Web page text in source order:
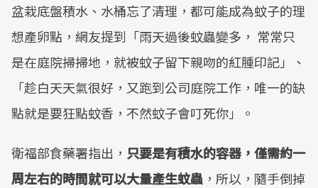
盆栽底盤積水、水桶忘了清理，都可能成為蚊子的理
想產卵點，網友提到「雨天過後蚊蟲變多， 常常只
是在庭院掃掃地，就被蚊子留下親吻的紅腫印記」、
「趁白天天氣很好，又跑到公司庭院工作，唯一的缺
點就是要狂點蚊香，不然蚊子會叮死你」。
衛福部食藥署指出， 只要是有積水的容器，僅需約一
周左右的時間就可以大量產生蚊蟲 ，所以，隨手倒掉